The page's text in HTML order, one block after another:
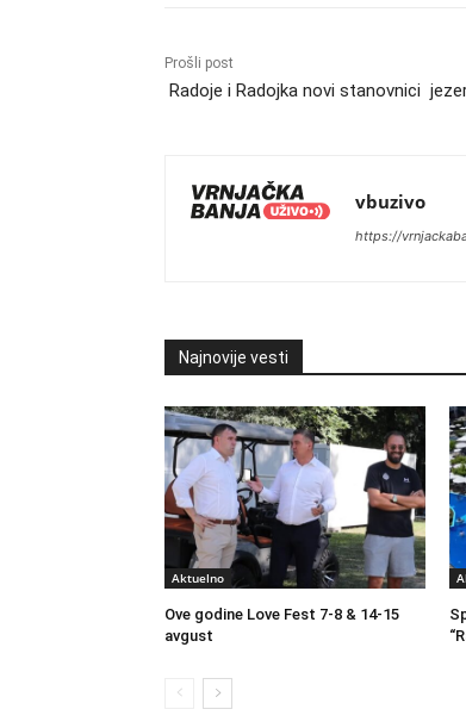
Prošli post
Radoje i Radojka novi stanovnici
vbuzivo
https://
Najnovije vesti
Aktuelno
Ove godine Love Fest 7-8 & 14-15
avgust